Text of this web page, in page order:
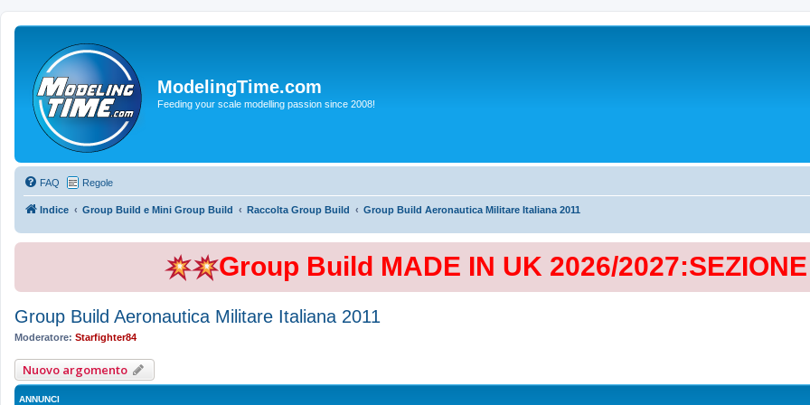
ModelingTime.com
Feeding your scale modelling passion since 2008!
FAQ Regole
Indice Group Build e Mini Group Build Raccolta Group Build Group Build Aeronautica Militare Italiana 2011
Group Build MADE IN UK 2026/
Group Build Aeronautica Militare Italiana 2011
Moderatore: Starfighter84
Nuovo argomento
ANNUNCI